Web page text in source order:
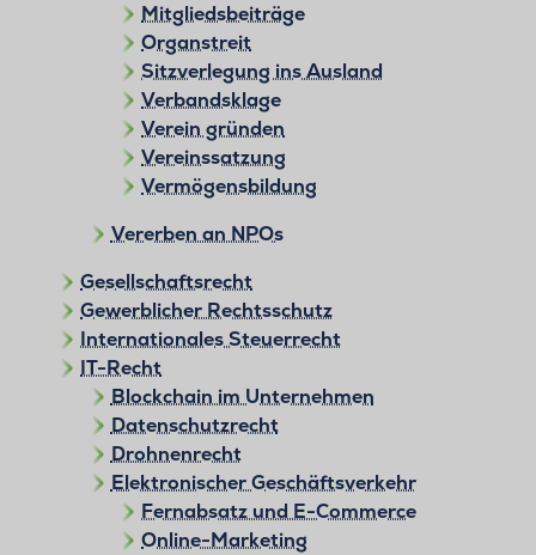
Mitgliedsbeiträge
Organstreit
Sitzverlegung ins Ausland
Verbandsklage
Verein gründen
Vereinssatzung
Vermögensbildung
Vererben an NPOs
Gesellschaftsrecht
Gewerblicher Rechtsschutz
Internationales Steuerrecht
IT-Recht
Blockchain im Unternehmen
Datenschutzrecht
Drohnenrecht
Elektronischer Geschäftsverkehr
Fernabsatz und E-Commerce
Online-Marketing